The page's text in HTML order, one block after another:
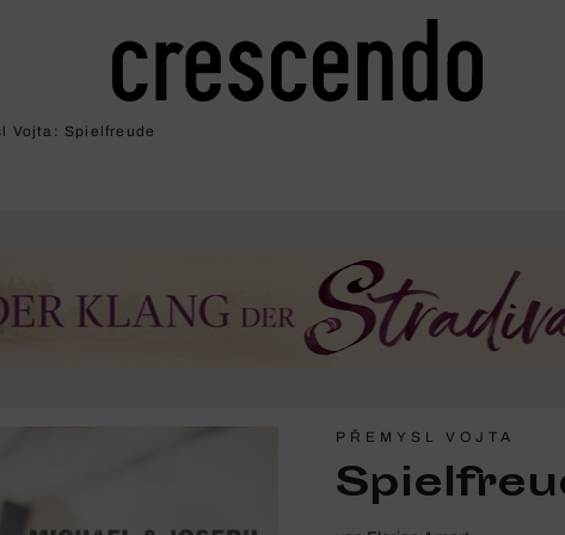
Vojta: Spiel­freude
PŘEMYSL VOJTA